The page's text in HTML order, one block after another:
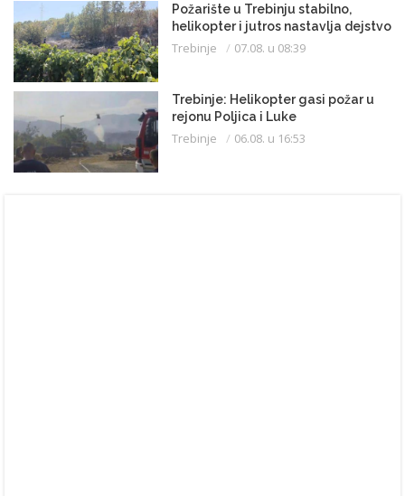
Požarište u Trebinju stabilno,
helikopter i jutros nastavlja dejstvo
Trebinje 07.08. u 08:39
Trebinje: Helikopter gasi požar u
rejonu Poljica i Luke
Trebinje 06.08. u 16:53